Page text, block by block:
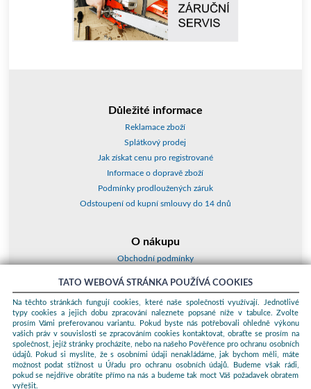
Důležité informace
Reklamace zboží
Splátkový prodej
Jak získat cenu pro registrované
Informace o dopravě zboží
Podmínky prodloužených záruk
Odstoupení od kupní smlouvy do 14 dnů
O nákupu
Obchodní podmínky
Kontakty a adresy
Essox splátky
Podle zákona o evidenci tržeb je prodávající povinen vystavit kupujícímu
účtenku. Zároveň je povinen zaevidovat přijatou tržbu u správce daně
online; v případě technického výpadku pak nejpozději do 48 hodin.
TATO WEBOVÁ STRÁNKA POUŽÍVÁ COOKIES
Na těchto stránkách fungují cookies, které naše společnosti využívají. Jednotlivé
typy cookies a jejich dobu zpracování naleznete popsané níže v tabulce. Zvolte
prosím Vámi preferovanou variantu. Pokud byste nás potřebovali ohledně výkonu
vašich práv v souvislosti se zpracováním cookies kontaktovat, obraťte se prosím na
společnost, jejíž stránky procházíte, nebo na našeho Pověřence pro ochranu osobních
údajů. Pokud si myslíte, že s osobními údaji nenakládáme, jak bychom měli, máte
možnost podat stížnost u Úřadu pro ochranu osobních údajů. Budeme však rádi,
pokud se nejdříve obrátíte přímo na nás a budeme tak moct Váš požadavek obratem
vyřešit.